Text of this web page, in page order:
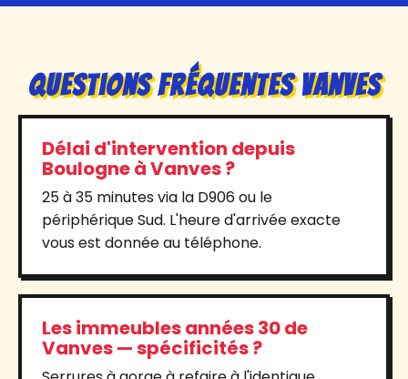
Questions Fréquentes Vanves
Délai d'intervention depuis
Boulogne à Vanves ?
25 à 35 minutes via la D906 ou le
périphérique Sud. L'heure d'arrivée exacte
vous est donnée au téléphone.
Les immeubles années 30 de
Vanves — spécificités ?